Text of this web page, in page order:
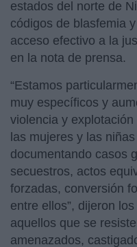
estados del norte de
códigos de blasfemia
acceso efectivo a la
en la nota de prensa.
“Estamos
muy específicos y
violencia y
las mujeres y las
documentando casos
secuestros, actos
forzadas, conversión
entre ellos”, dijeron
aquellos que se
amenazados,